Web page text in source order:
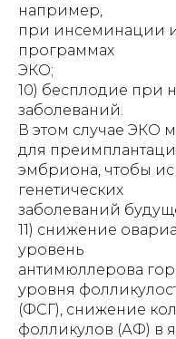
например,
при инсеминации
программах
ЭКО;
10) бесплодие при
заболеваний.
В этом случае ЭКО
для
эмбриона, чтобы
генетических
заболеваний
11) снижение
уровень
антимюллерова
уровня
(ФСГ), снижение
фолликулов (АФ) в